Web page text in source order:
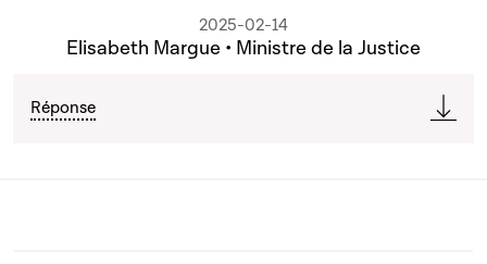
2025-02-14
Elisabeth Margue • Ministre de la Justice
Réponse